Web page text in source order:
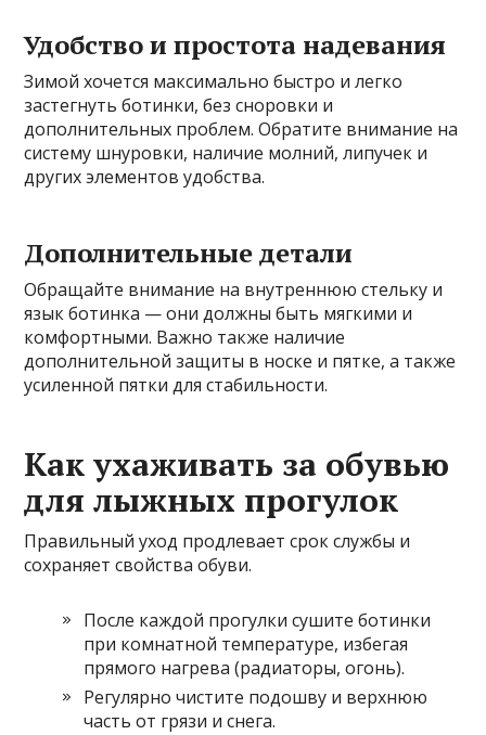
Удобство и простота надевания
Зимой хочется максимально быстро и легко
застегнуть ботинки, без сноровки и
дополнительных проблем. Обратите внимание на
систему шнуровки, наличие молний, липучек и
других элементов удобства.
Дополнительные детали
Обращайте внимание на внутреннюю стельку и
язык ботинка — они должны быть мягкими и
комфортными. Важно также наличие
дополнительной защиты в носке и пятке, а также
усиленной пятки для стабильности.
Как ухаживать за обувью
для лыжных прогулок
Правильный уход продлевает срок службы и
сохраняет свойства обуви.
После каждой прогулки сушите ботинки
при комнатной температуре, избегая
прямого нагрева (радиаторы, огонь).
Регулярно чистите подошву и верхнюю
часть от грязи и снега.